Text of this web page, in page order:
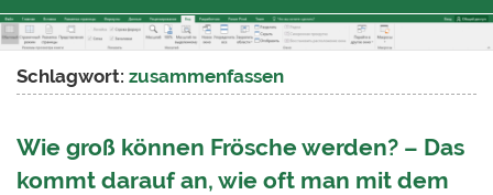
Schlagwort:zusammenfassen
Wie groß können Frösche werden? – Das
kommt darauf an, wie oft man mit dem